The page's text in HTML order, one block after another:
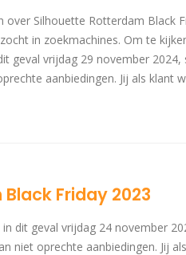
over Silhouette Rotterdam Black
in zoekmachines. Om te
geval vrijdag 29 november
aanbiedingen. Jij als klant
Friday 2023
dit geval vrijdag 24 november
niet oprechte aanbiedingen. Jij